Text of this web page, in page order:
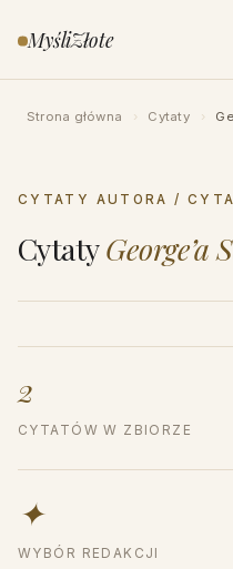
do MyśliZłote
Strona główna › Cytaty ›
CYTATY AUTORA /
CytatyGeorge’a
2
CYTATÓW W ZBIORZE
✦
WYBÓR REDAKCJI